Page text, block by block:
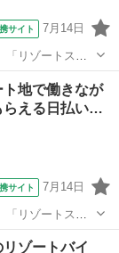
サイト 7月14日
がもらえる日払
ト地で働きなが
らえる日払い…
サイト 7月14日
がもらえる日払
リゾートバイ